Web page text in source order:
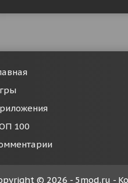
100
© 2026 - 5mod.ru -